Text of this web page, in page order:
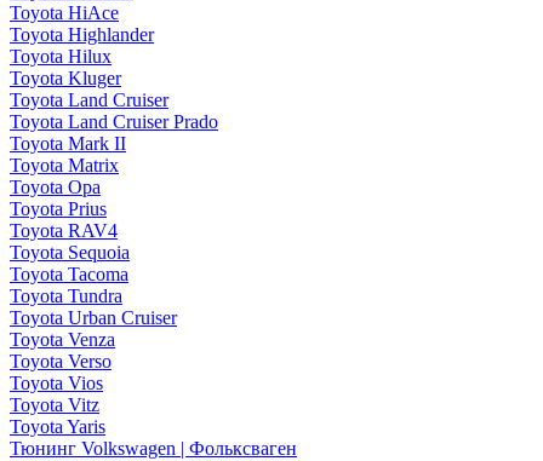
Toyota HiAce
Toyota Highlander
Toyota Hilux
Toyota Kluger
Toyota Land Cruiser
Toyota Land Cruiser Prado
Toyota Mark II
Toyota Matrix
Toyota Opa
Toyota Prius
Toyota RAV4
Toyota Sequoia
Toyota Tacoma
Toyota Tundra
Toyota Urban Cruiser
Toyota Venza
Toyota Verso
Toyota Vios
Toyota Vitz
Toyota Yaris
Тюнинг Volkswagen | Фольксваген